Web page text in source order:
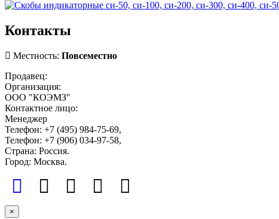
Контакты
Местность: Повсеместно
Продавец:
Организация:
ООО "КОЭМЗ"
Контактное лицо:
Менеджер
Телефон: +7 (495) 984-75-69,
Телефон: +7 (906) 034-97-58,
Страна: Россия.
Город: Москва.
×